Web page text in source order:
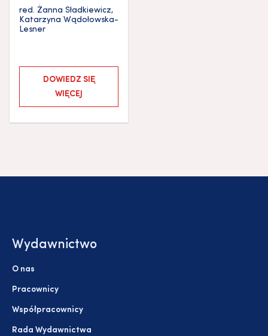
red. Żanna Sładkiewicz,
Katarzyna Wądołowska-
Lesner
DOWIEDZ SIĘ
WIĘCEJ
Wydawnictwo
O nas
Pracownicy
Współpracownicy
Rada Wydawnictwa